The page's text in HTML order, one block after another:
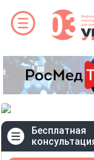
Бесплатная